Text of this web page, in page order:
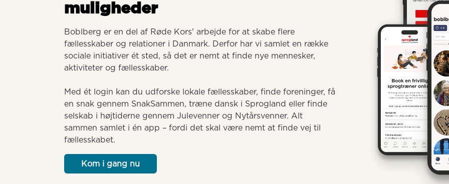
muligheder
Boblberg er en del af Røde Kors' arbejde for at skabe flere
fællesskaber og relationer i Danmark. Derfor har vi samlet en række
sociale initiativer ét sted, så det er nemt at finde nye mennesker,
aktiviteter og fællesskaber.
Med ét login kan du udforske lokale fællesskaber, finde foreninger, få
en snak gennem SnakSammen, træne dansk i Sprogland eller finde
selskab i højtiderne gennem Julevenner og Nytårsvenner. Alt
sammen samlet i én app – fordi det skal være nemt at finde vej til
fællesskabet.
Kom i gang nu